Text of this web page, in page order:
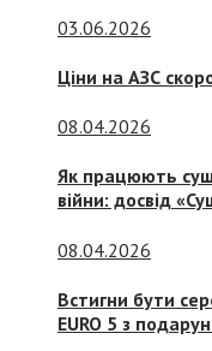
03.06.2026
Ціни на АЗС
08.04.2026
Як працюють
війни: досвід
08.04.2026
Встигни бути
EURO 5 з